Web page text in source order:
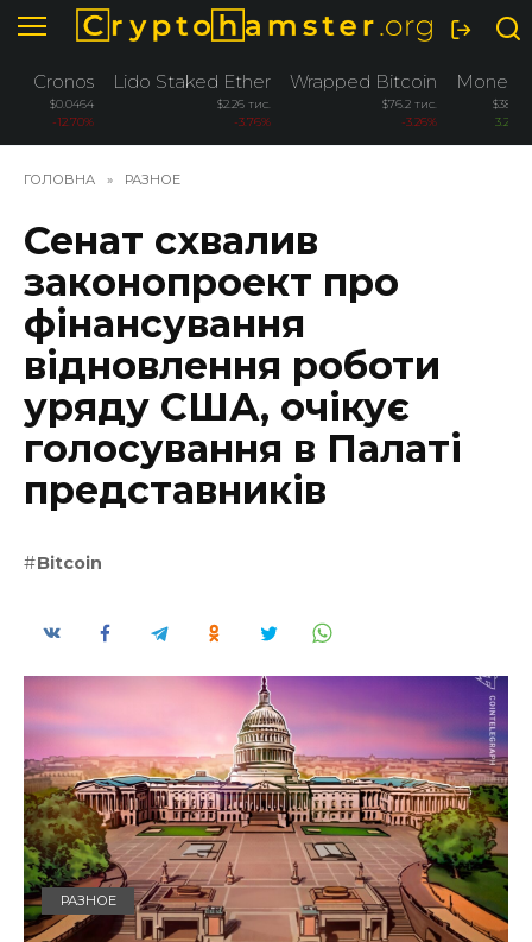
Перейти
до
вмісту
Cronos
$0.0464
-12.70%
Lido Staked Ether
$2.26 тис.
-3.76%
Wrapped Bitcoin
$76.2 тис.
-3.26%
Monero
$381.6
3.20%
ГОЛОВНА » РАЗНОЕ
Сенат схвалив
законопроект про
фінансування
відновлення роботи
уряду США, очікує
голосування в Палаті
представників
Bitcoin
РАЗНОЕ